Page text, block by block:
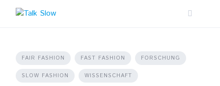
FAIR FASHION FAST FASHION FORSCHUNG
SLOW FASHION WISSENSCHAFT